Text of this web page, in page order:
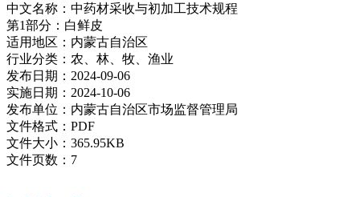
中文名称： 中药材采收与初加工技术规程
第1部分：白鲜皮
适用地区： 内蒙古自治区
行业分类： 农、林、牧、渔业
发布日期： 2024-09-06
实施日期： 2024-10-06
发布单位： 内蒙古自治区市场监督管理局
文件格式： PDF
文件大小： 365.95KB
文件页数： 7